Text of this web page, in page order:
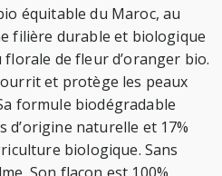
équitable du Maroc, au
filière durable et biologique
florale de fleur d’oranger bio.
et protège les peaux
formule biodégradable
d’origine naturelle et 17%
biologique. Sans